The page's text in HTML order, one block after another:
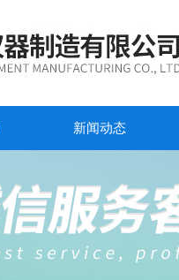
新闻动态